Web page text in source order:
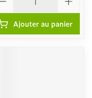
Ajouter au panier